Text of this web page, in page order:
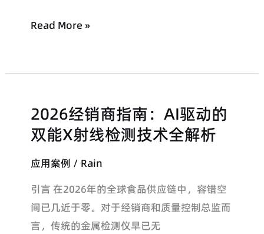
重
义
品
安
与
产
能
优
钱
先
肉
类
工
厂
的
这
Read More »
2026经销商指南：AI驱动的
双能X射线检测技术全解析
应用案例 / Rain
引言 在2026年的全球食品供应链中，容错空
间已几近于零。对于经销商和质量控制总监而
言，传统的金属检测仪早已无
2026
经
商
指
南：
AI